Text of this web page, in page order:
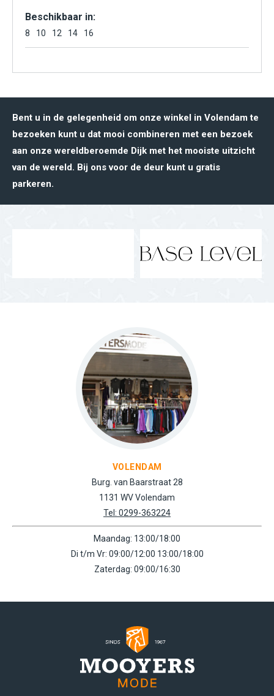
Beschikbaar in:
8 10 12 14 16
Bent u in de gelegenheid om onze winkel in Volendam te
bezoeken kunt u dat mooi combineren met een bezoek
aan onze wereldberoemde Dijk met het mooiste uitzicht
van de wereld. Bij ons voor de deur kunt u gratis
parkeren.
VOLENDAM
Burg. van Baarstraat 28
1131 WV Volendam
Tel: 0299-363224
Maandag: 13:00/18:00
Di t/m Vr: 09:00/12:00 13:00/18:00
Zaterdag: 09:00/16:30